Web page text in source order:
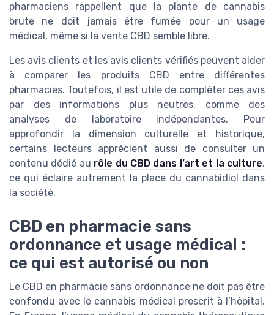
pharmaciens rappellent que la plante de cannabis
brute ne doit jamais être fumée pour un usage
médical, même si la vente CBD semble libre.
Les avis clients et les avis clients vérifiés peuvent aider
à comparer les produits CBD entre différentes
pharmacies. Toutefois, il est utile de compléter ces avis
par des informations plus neutres, comme des
analyses de laboratoire indépendantes. Pour
approfondir la dimension culturelle et historique,
certains lecteurs apprécient aussi de consulter un
contenu dédié au rôle du CBD dans l’art et la culture,
ce qui éclaire autrement la place du cannabidiol dans
la société.
CBD en pharmacie sans
ordonnance et usage médical :
ce qui est autorisé ou non
Le CBD en pharmacie sans ordonnance ne doit pas être
confondu avec le cannabis médical prescrit à l’hôpital.